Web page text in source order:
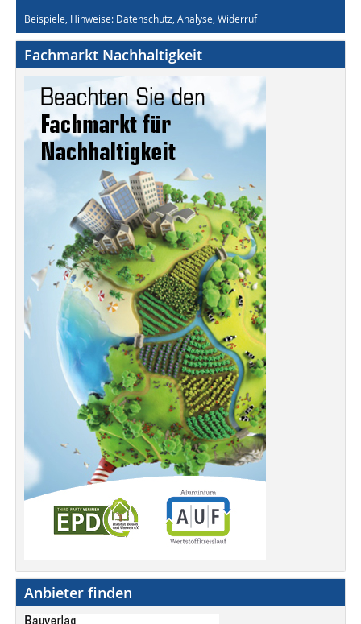
Beispiele, Hinweise: Datenschutz, Analyse, Widerruf
Fachmarkt Nachhaltigkeit
Anbieter finden